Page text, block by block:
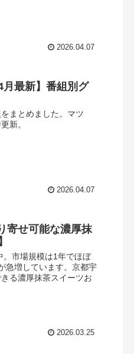
2026.04.07
最新】番組別グ
まとめました。マツ
新。
2026.04.07
寄せ可能な濃厚抹
。市場規模は1年でほぼ
急増しています。京都宇
る濃厚抹茶スイーツお
2026.03.25